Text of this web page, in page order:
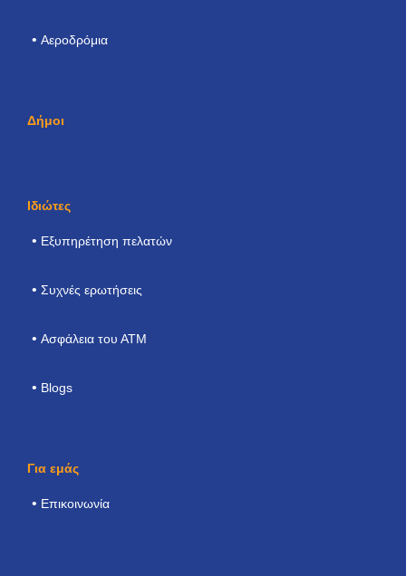
Αεροδρόμια
Δήμοι
Ιδιώτες
Εξυπηρέτηση πελατών
Συχνές ερωτήσεις
Ασφάλεια του ΑΤΜ
Blogs
Για εμάς
Επικοινωνία